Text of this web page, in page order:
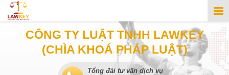
CÔNG TY LUẬT TNHH LAWKEY
(CHÌA KHOÁ PHÁP LUẬT)
Tổng đài tư vấn dịch vụ